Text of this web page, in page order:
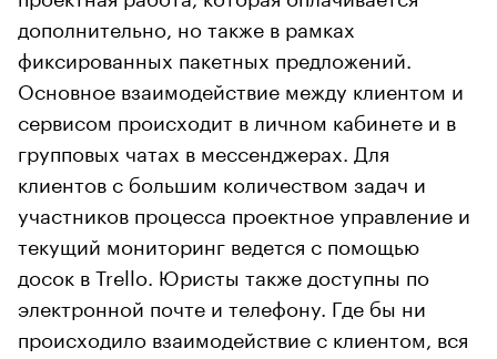
дополнительно, но также в рамках
фиксированных пакетных предложений.
Основное взаимодействие между клиентом и
сервисом происходит в личном кабинете и в
групповых чатах в мессенджерах. Для
клиентов с большим количеством задач и
участников процесса проектное управление и
текущий мониторинг ведется с помощью
досок в Trello. Юристы также доступны по
электронной почте и телефону. Где бы ни
происходило взаимодействие с клиентом, вся